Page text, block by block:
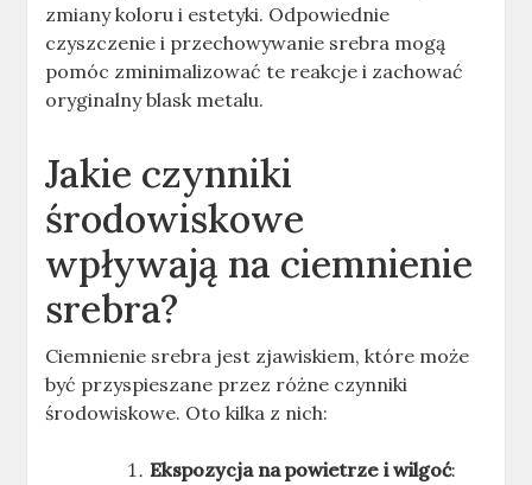
zmiany koloru i estetyki. Odpowiednie
czyszczenie i przechowywanie srebra mogą
pomóc zminimalizować te reakcje i zachować
oryginalny blask metalu.
Jakie czynniki
środowiskowe
wpływają na ciemnienie
srebra?
Ciemnienie srebra jest zjawiskiem, które może
być przyspieszane przez różne czynniki
środowiskowe. Oto kilka z nich:
Ekspozycja na powietrze i wilgoć: